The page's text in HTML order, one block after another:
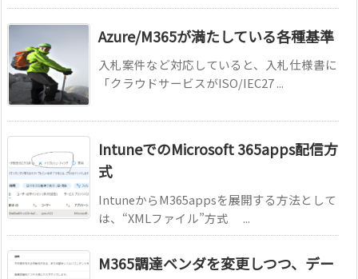
Azure/M365が満たしている各種基準
入札案件など対応していると、入札仕様書に
「クラウドサービスがISO/IEC27 ...
IntuneでのMicrosoft 365apps配信方
式
IntuneからM365appsを展開する方法として
は、“XMLファイル”方式 ...
M365調達ベンダを変更しつつ、デー